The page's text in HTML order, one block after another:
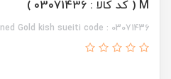
M ( کد کالا : 03071436 )
Gold kish sueiti code : 03071436